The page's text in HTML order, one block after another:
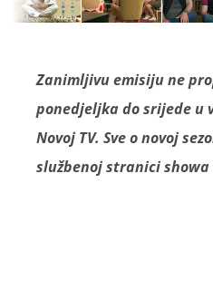
Zanimljivu emisiju ne
ponedjeljka do srijede u
Novoj TV. Sve o novoj
službenoj stranici showa